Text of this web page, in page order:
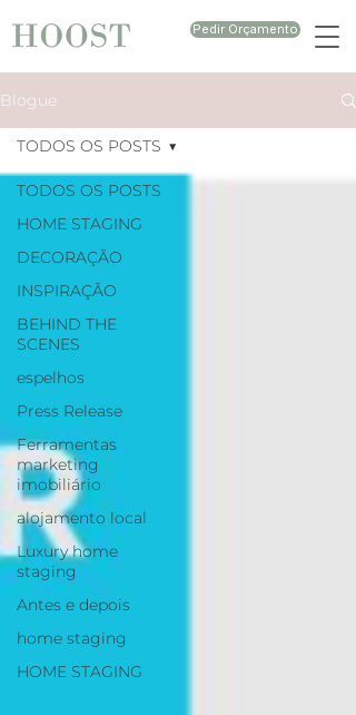
Pedir Orçamento
Blogue
TODOS OS POSTS
HOME STAGING
DECORAÇÃO
INSPIRAÇÃO
BEHIND THE
SCENES
espelhos
Press Release
Ferramentas
marketing
imobiliário
alojamento local
Luxury home
staging
Antes e depois
home staging
HOME STAGING
TODOS OS POSTS